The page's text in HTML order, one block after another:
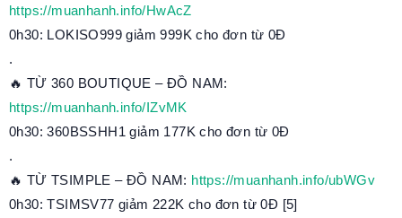
https://muanhanh.info/HwAcZ
0h30: LOKISO999 giảm 999K cho đơn từ 0Đ
.
🔥 TỪ 360 BOUTIQUE – ĐỒ NAM:
https://muanhanh.info/IZvMK
0h30: 360BSSHH1 giảm 177K cho đơn từ 0Đ
.
🔥 TỪ TSIMPLE – ĐỒ NAM: https://muanhanh.info/ubWGv
0h30: TSIMSV77 giảm 222K cho đơn từ 0Đ [5]